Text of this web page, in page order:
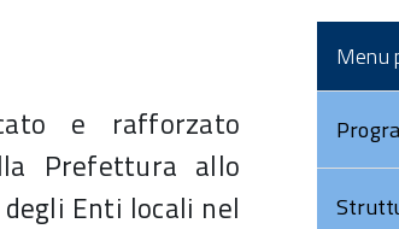
Comitato di
sorveglianza
2018
PLATFORM BEST
BENEFICIARI
STRATEGIA DI
COMUNICAZIONE
MULTIMEDIA
CONTATTACI
e rafforzato
Prefettura allo
Enti locali nel
Menu